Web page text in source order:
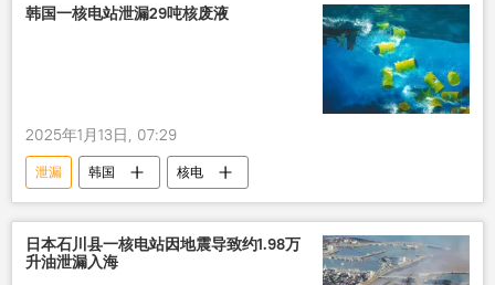
韩国一核电站泄漏29吨核废液
2025年1月13日, 07:29
泄漏 韩国 核电
日本石川县一核电站因地震导致约1.98万
升油泄漏入海